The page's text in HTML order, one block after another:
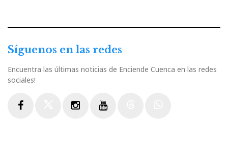
Síguenos en las redes
Encuentra las últimas noticias de Enciende Cuenca en las redes
sociales!